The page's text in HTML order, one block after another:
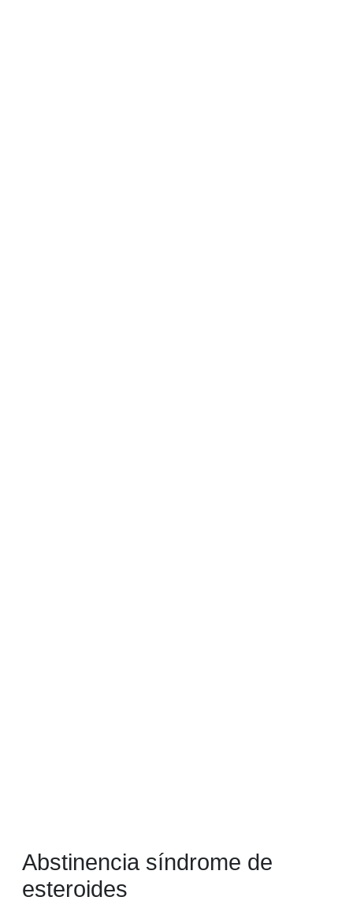
Abstinencia síndrome de
esteroides